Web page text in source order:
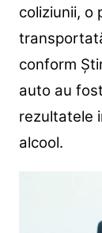
coliziunii, o
conform
auto au
rezultatele
alcool.